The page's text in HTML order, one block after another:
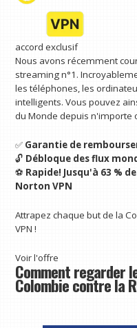
accord exclusif
Nous avons récemment
streaming n°1.
les téléphones, les
intelligents. Vous pouvez
du Monde depuis n'importe
✅ Garantie de
🔓 Débloque des flux
⚽ Rapide! Jusqu'à 63 %
Norton VPN
Attrapez chaque but de la
VPN !
Voir l'offre
Comment regarder
Colombie contre la